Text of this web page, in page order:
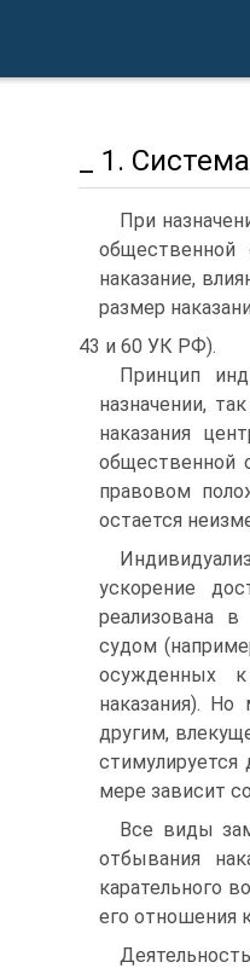
_ 1.
При
общественной
наказание,
размер
43 и 60 УК РФ).
Принцип
назначении,
наказания
общественной
правовом
остается
ускорение
реализована в
судом
осужденных
наказания).
другим,
стимулируется
мере зависит
Все виды
отбывания
карательного
его отношения